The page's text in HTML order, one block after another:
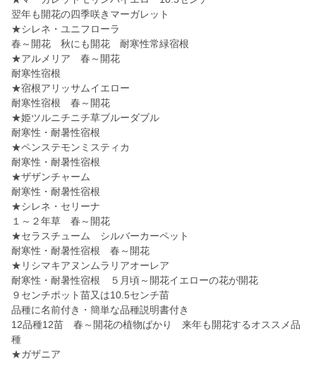
翌年も開花の四季咲きマーガレット
★シレネ・ユニフローラ
春～開花 秋にも開花 耐寒性常緑宿根
★アルメリア 春～開花
耐寒性宿根
★宿根アリッサムイエロー
耐寒性宿根 春～開花
★姫ツルニチニチ草ブルーダブル
耐寒性・耐暑性宿根
★ペンステモンミスティカ
耐寒性・耐暑性宿根
★ザザンチャーム
耐寒性・耐暑性宿根
★シレネ・セリーナ
１～２年草 春～開花
★セラスチューム シルバーカーペット
耐寒性・耐暑性宿根 春～開花
★リシマキアヌンムラリアオーレア
耐寒性・耐暑性宿根 ５月頃～開花イエローの花が開花
９センチポット苗又は10.5センチ苗
品種に名前付き・簡単な品種説明書付き
12品種12苗 春～開花の植物ばかり 来年も開花するオススメ品
種
★ガザニア